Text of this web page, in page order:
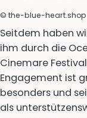
© the-blue-heart.shop
Seitdem haben
ihm durch die
Cinemare
Engagement ist
besonders und
als